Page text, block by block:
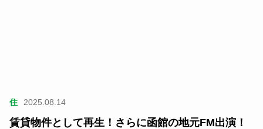
住 2025.08.14
賃貸物件として再生！さらに函館の地元FM出演！